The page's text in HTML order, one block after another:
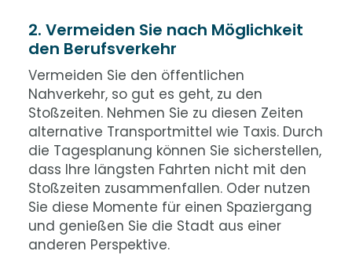
2. Vermeiden Sie nach Möglichkeit
den Berufsverkehr
Vermeiden Sie den öffentlichen
Nahverkehr, so gut es geht, zu den
Stoßzeiten. Nehmen Sie zu diesen Zeiten
alternative Transportmittel wie Taxis. Durch
die Tagesplanung können Sie sicherstellen,
dass Ihre längsten Fahrten nicht mit den
Stoßzeiten zusammenfallen. Oder nutzen
Sie diese Momente für einen Spaziergang
und genießen Sie die Stadt aus einer
anderen Perspektive.